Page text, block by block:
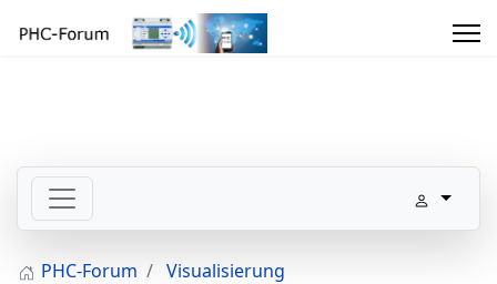
PHC-Forum
Visualisierung